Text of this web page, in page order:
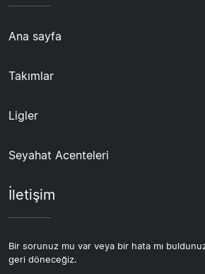
Ana sayfa
Takımlar
Ligler
Seyahat Acenteleri
İletişim
Bir sorunuz mu var veya bir hata mı
geri döneceğiz.